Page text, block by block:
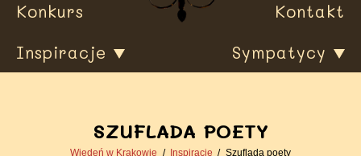
Konkurs
Inspiracje
Sympatycy
Kontakt
SZUFLADA POETY
Wiedeń w Krakowie Inspiracje Szuflada poety